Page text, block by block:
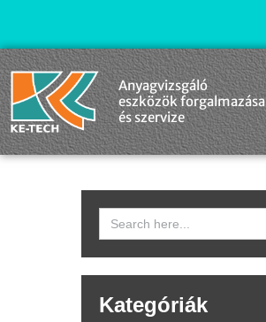
Anyagvizsgáló
eszközök forgalmazása
és szervize
Search
for:
Kategóriák